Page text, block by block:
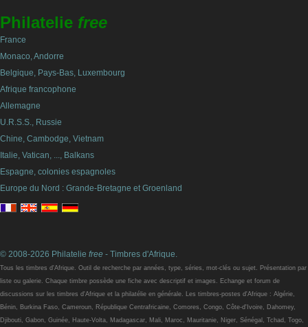
Philatelie free
France
Monaco, Andorre
Belgique, Pays-Bas, Luxembourg
Afrique francophone
Allemagne
U.R.S.S., Russie
Chine, Cambodge, Vietnam
Italie, Vatican, ..., Balkans
Espagne, colonies espagnoles
Europe du Nord : Grande-Bretagne et Groenland
© 2008-2026 Philatelie free - Timbres d'Afrique.
Tous les timbres d'Afrique. Outil de recherche par années, type, séries, mot-clés ou sujet. Présentation par
liste ou galerie. Chaque timbre possède une fiche avec descriptif et images. Echange et forum de
discussions sur les timbres d'Afrique et la philatélie en générale. Les timbres-postes d'Afrique : Algérie,
Bénin, Burkina Faso, Cameroun, République Centrafricaine, Comores, Congo, Côte-d'Ivoire, Dahomey,
Djibouti, Gabon, Guinée, Haute-Volta, Madagascar, Mali, Maroc, Mauritanie, Niger, Sénégal, Tchad, Togo,